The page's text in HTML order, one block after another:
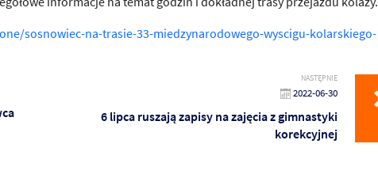
sosnowiec-na-trasie-33-miedzynarodowego-wyscigu-kolarskiego-
NASTĘPNIE
2022-06-30
6 lipca ruszają zapisy na zajęcia z gimnastyki
korekcyjnej